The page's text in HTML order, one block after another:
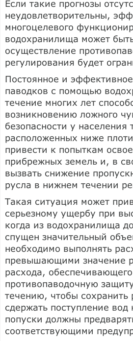
Если такие прогнозы
неудовлетворительны,
многоцелевого
водохранилища может
осуществление
регулирования будет
Постоянное и
паводков с помощью
течение многих лет
возникновению ложного
безопасности у населения
расположенных ниже
привести к попыткам
прибрежных земель и, в
вызвать снижение
русла в нижнем течении
Такая ситуация может
серьезному ущербу при
когда из водохранилища
спущен значительный
необходимо выполнять
превышающими значение
расхода, обеспечивающего
противопаводочную
течению, чтобы сохранить
сдержать поступление
попуски должны
соответствующими